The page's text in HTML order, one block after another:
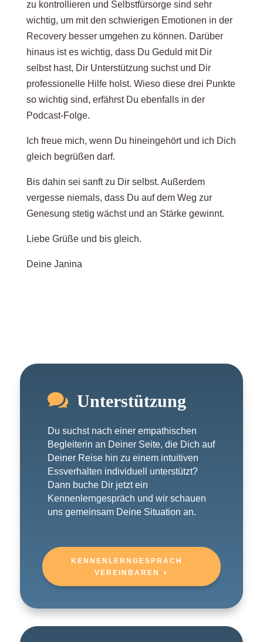
zu kontrollieren und Selbstfürsorge sind sehr
wichtig, um mit den schwierigen Emotionen in der
Recovery besser umgehen zu können. Darüber
hinaus ist es wichtig, dass Du Geduld mit Dir
selbst hast, Dir Unterstützung suchst und Dir
professionelle Hilfe holst. Wieso diese drei Punkte
so wichtig sind, erfährst Du ebenfalls in der
Podcast-Folge.
Ich freue mich, wenn Du hineingehört und ich Dich
gleich begrüßen darf.
Bis dahin sei sanft zu Dir selbst. Außerdem
vergesse niemals, dass Du auf dem Weg zur
Genesung stetig wächst und an Stärke gewinnt.
Liebe Grüße und bis gleich.
Deine Janina
 Unterstützung
Du suchst nach einer empathischen
Begleiterin an Deiner Seite, die Dich auf
Deiner Reise hin zu einem intuitiven
Essverhalten individuell unterstützt?
Dann buche Dir jetzt ein
Kennenlerngespräch und wir schauen
uns gemeinsam Deine Situation an.
KENNENLERNGESPRÄCH
VEREINBAREN